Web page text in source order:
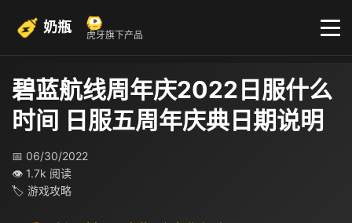
奶瓶 虎牙旗下产品
碧蓝航线周年庆2022日服什么
时间 日服五周年庆典日期说明
📅 06/30/2022
👁 1.7k 阅读
🏷 游戏攻略